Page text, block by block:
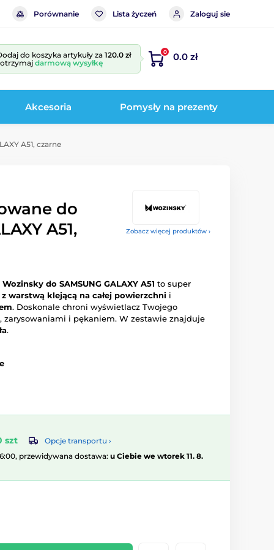
Porównanie Lista życzeń Zaloguj sie
do koszyka artykuły za 120.0 zł
darmową wysyłkę
0 0.0 zł
Akcesoria Pomysły na prezenty
A51, czarne
Zobacz więcej produktów ›
do
A51,
do SAMSUNG GALAXY A51 to super
z warstwą klejącą na całej powierzchni i
. Doskonale chroni wyświetlacz Twojego
zarysowaniami i pękaniem. W zestawie znajduje
.
szt
Opcje transportu ›
przewidywana dostawa: u Ciebie we wtorek 11. 8.